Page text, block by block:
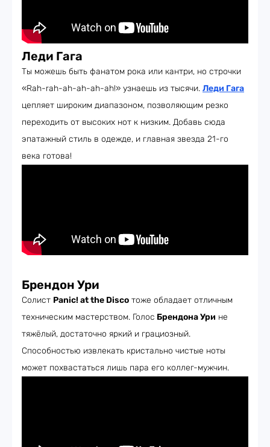
Леди Гага
Ты можешь быть фанатом рока или кантри, но строчки
«Rah-rah-ah-ah-ah-ah!» узнаешь из тысячи. Леди Гага
цепляет широким диапазоном, позволяющим резко
переходить от высоких нот к низким. Добавь сюда
эпатажный стиль в одежде, и главная звезда 21-го
века готова!
Брендон Ури
Солист Panic! at the Disco тоже обладает отличным
техническим мастерством. Голос Брендона Ури не
тяжёлый, достаточно яркий и грациозный.
Способностью извлекать кристально чистые ноты
может похвастаться лишь пара его коллег-мужчин.